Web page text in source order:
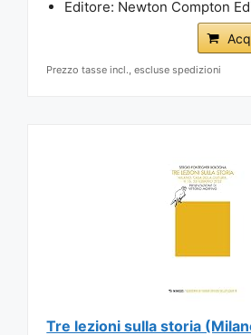
Editore: Newton Compton
Prezzo tasse incl., escluse spedizioni
Tre lezioni sulla storia